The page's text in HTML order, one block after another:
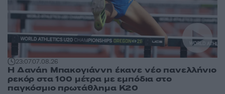
23:0707.08.26
Η Δανάη Μπακογιάννη έκανε νέο πανελλήνιο
ρεκόρ στα 100 μέτρα με εμπόδια στο
παγκόσμιο πρωτάθλημα Κ20